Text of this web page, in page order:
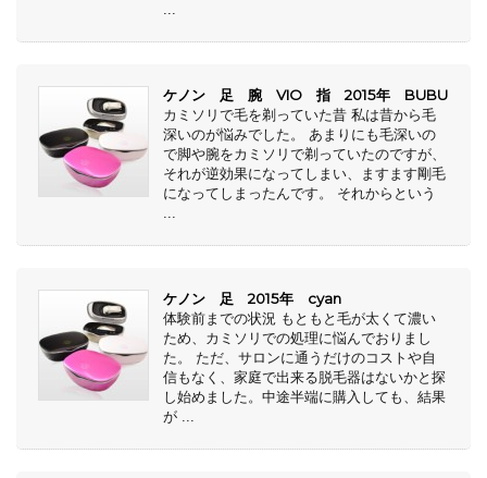
...
ケノン 足 腕 VIO 指 2015年 BUBU
カミソリで毛を剃っていた昔 私は昔から毛
深いのが悩みでした。 あまりにも毛深いの
で脚や腕をカミソリで剃っていたのですが、
それが逆効果になってしまい、ますます剛毛
になってしまったんです。 それからという
...
ケノン 足 2015年 cyan
体験前までの状況 もともと毛が太くて濃い
ため、カミソリでの処理に悩んでおりまし
た。 ただ、サロンに通うだけのコストや自
信もなく、家庭で出来る脱毛器はないかと探
し始めました。中途半端に購入しても、結果
が ...